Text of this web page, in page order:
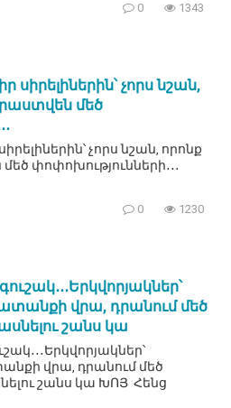
0 1343
սիրելիներին՝ չորս նշան,
մեծ
չորս նշան, որոնք
փոփոխությունների․․․
0 1230
վրա, դրանում մեծ
շանս կա
վրա, դրանում մեծ
շանս կա ԽՈՅ Հենց